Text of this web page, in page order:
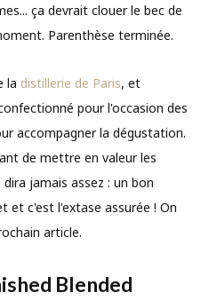
ça devrait clouer le bec de
Parenthèse terminée.
la distillerie de Paris, et
pour l'occasion des
accompagner la dégustation.
de mettre en valeur les
jamais assez : un bon
et c'est l'extase assurée ! On
article.
Blended